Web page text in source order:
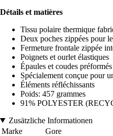
Détails et matières
Tissu polaire thermique
Deux poches zippées pour
Fermeture frontale zippée
Poignets et ourlet élastiques
Épaules et coudes préformés
Spécialement conçue pour
Éléments réfléchissants
Poids: 457 grammes
91% POLYESTER
Zusätzliche Informationen
Marke
Gore